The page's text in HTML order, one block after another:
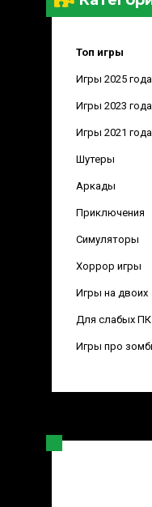
Топ игры
Игры 2025 года
Игры 2023 года
Игры 2021 года
Шутеры
Аркады
Приключения
Симуляторы
Хоррор игры
Игры на двоих
Для слабых ПК
Игры про